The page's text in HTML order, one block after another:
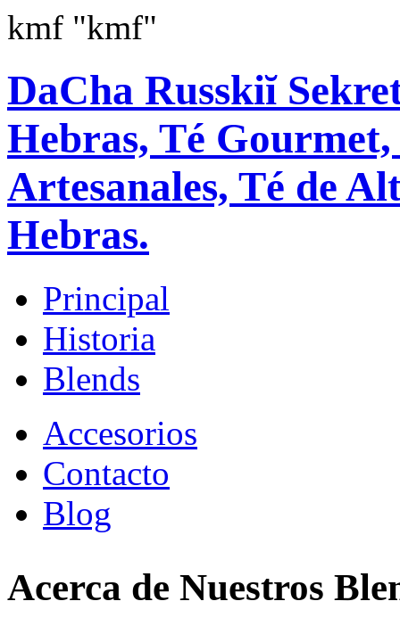
kmf "kmf"
DaCha Russkiĭ
Hebras, Té Gourmet,
Artesanales, Té de
Hebras.
Principal
Historia
Blends
Accesorios
Contacto
Blog
Acerca de Nuestros